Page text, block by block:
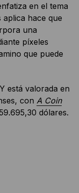
en el tema
hace que
una
píxeles
que puede
está valorada en
con A Coin
dólares.